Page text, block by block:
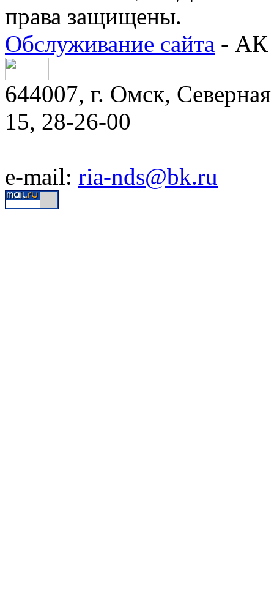
права защищены.
Обслуживание сайта - АК
644007, г. Омск,
15, 28-26-00
e-mail: ria-nds@bk.ru